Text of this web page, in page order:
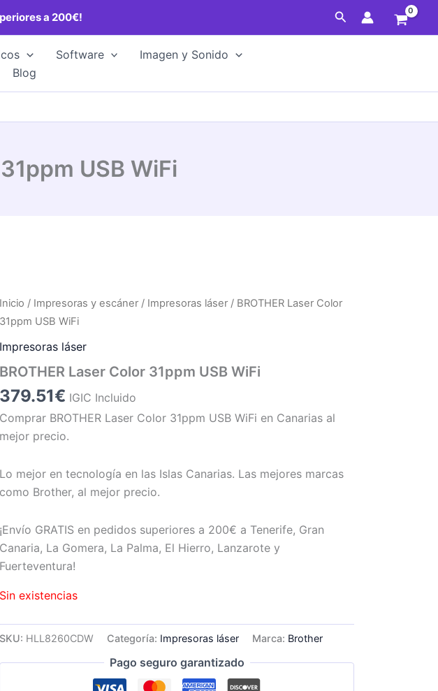
a 200€! Buscar
Software
Imagen y Sonido
Blog
USB WiFi
Inicio / Impresoras y escáner / Impresoras láser / BROTHER Laser Color
31ppm USB WiFi
Impresoras láser
BROTHER Laser Color 31ppm USB WiFi
379.51€ IGIC Incluido
Comprar BROTHER Laser Color 31ppm USB WiFi en Canarias al
mejor precio.
Lo mejor en tecnología en las Islas Canarias. Las mejores marcas
como Brother, al mejor precio.
¡Envío GRATIS en pedidos superiores a 200€ a Tenerife, Gran
Canaria, La Gomera, La Palma, El Hierro, Lanzarote y
Fuerteventura!
Sin existencias
SKU: HLL8260CDW Categoría: Impresoras láser Marca: Brother
Pago seguro garantizado